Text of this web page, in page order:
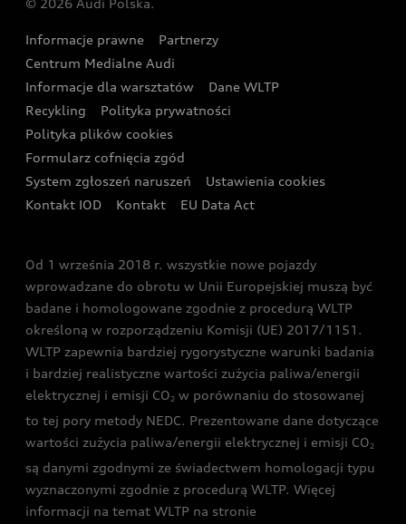
Wyszukaj najbliższego Partnera Audi
Oferta dla przedsiębiorców
Oferta dla klientów prywatnych
Kalkulator rat
Ubezpieczenie
Audi exclusive
Zasięg
Gwarancja
Akcje serwisowe Audi
Katalog online akcesoriów
Audi i Muzeum Sztuki Nowoczesnej w Warszawie
Audi driving experience
Audi quattro Cup
Audi i Puchar Świata w Skokach Narciarskich w
Zakopanem
© 2026 Audi Polska.
Informacje prawne
Partnerzy
Centrum Medialne Audi
Informacje dla warsztatów
Dane WLTP
Recykling
Polityka prywatności
Polityka plików cookies
Formularz cofnięcia zgód
System zgłoszeń naruszeń
Ustawienia cookies
Kontakt IOD
Kontakt EU Data Act
Od 1 września 2018 r. wszystkie nowe pojazdy
wprowadzane do obrotu w Unii Europejskiej muszą być
badane i homologowane zgodnie z procedurą WLTP
określoną w rozporządzeniu Komisji (UE) 2017/1151.
WLTP zapewnia bardziej rygorystyczne warunki badania
i bardziej realistyczne wartości zużycia paliwa/energii
elektrycznej i emisji CO2 w porównaniu do stosowanej
to tej pory metody NEDC. Prezentowane dane dotyczące
wartości zużycia paliwa/energii elektrycznej i emisji CO2
są danymi zgodnymi ze świadectwem homologacji typu
wyznaczonymi zgodnie z procedurą WLTP. Więcej
informacji na temat WLTP na stronie